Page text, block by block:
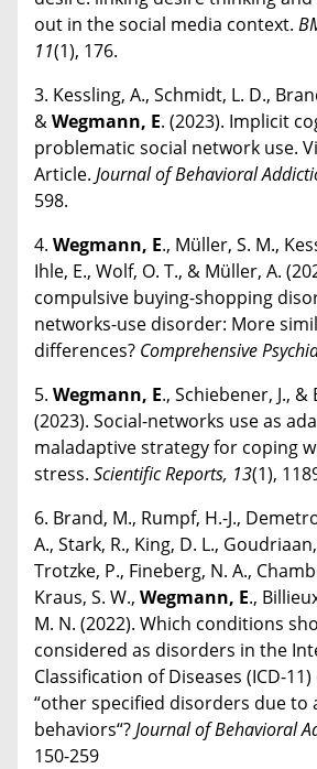
out in the social media context.
11(1), 176.
3. Kessling, A., Schmidt, L. D.,
&Wegmann, E. (2023). Implicit
problematic social network use.
Article. Journal of Behavioral
598.
4. Wegmann, E., Müller, S. M.,
Ihle, E., Wolf, O. T., & Müller, A.
compulsive buying-shopping
networks-use disorder: More
differences? Comprehensive
5. Wegmann, E., Schiebener, J., &
(2023). Social-networks use as
maladaptive strategy for coping
stress. Scientific Reports, 13(1),
6. Brand, M., Rumpf, H.-J.,
A., Stark, R., King, D. L.,
Trotzke, P., Fineberg, N. A.,
Kraus, S. W., Wegmann, E.,
M. N. (2022). Which conditions
considered as disorders in the
Classification of Diseases (ICD-
“other specified disorders due to
behaviors“?Journal of Behavioral
150-259